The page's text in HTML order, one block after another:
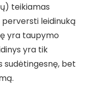
teikiamas
leidinuką
yra taupymo
yra tik
sudėtingesnę, bet